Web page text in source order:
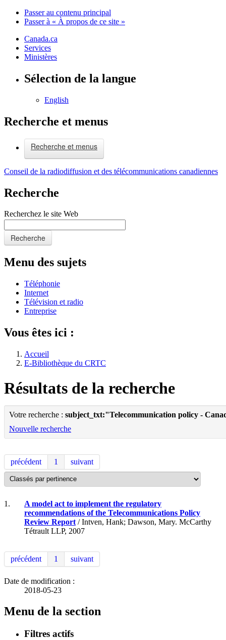
Passer au contenu principal
Passer à « À propos de ce site »
Canada.ca
Services
Ministères
Sélection de la langue
English
Recherche et menus
Recherche et menus
Conseil de la radiodiffusion et des télécommunications canadiennes
Recherche
Recherchez le site Web
Recherche
Menu des sujets
Téléphonie
Internet
Télévision et radio
Entreprise
Vous êtes ici :
Accueil
E-Bibliothèque du CRTC
Résultats de la recherche
Votre recherche : subject_txt:"Telecommunication policy -
Nouvelle recherche
précédent 1 suivant
1.
A model act to implement the regulatory
recommendations of the Telecommunications Policy
Review Report / Intven, Hank; Dawson, Mary. McCarthy
Tétrault LLP, 2007
précédent 1 suivant
Date de modification :
2018-05-23
Menu de la section
Filtres actifs